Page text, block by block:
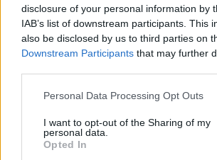
disclosure of your personal information by
IAB’s list of downstream participants. This
also be disclosed by us to third parties on
Downstream Participants that may further
Please note that this website/app uses one
not limited to your visit or usage behaviour.
grant or deny consent to Google and its
use your data for below specified purposes
Personal Data Processing Opt Outs
I want to opt-out of the Sharing of my
personal data.
Opted In